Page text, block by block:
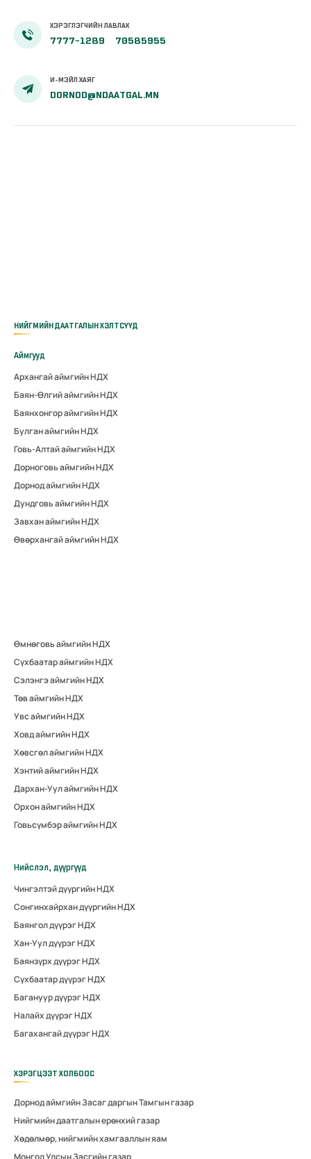
ХЭРЭГЛЭГЧИЙН ЛАВЛАХ
7777-1289 70585955
И-МЭЙЛ ХАЯГ
DORNOD@NDAATGAL.MN
НИЙГМИЙН ДААТГАЛЫН ХЭЛТСҮҮД
Аймгууд
Архангай аймгийн НДХ
Баян-Өлгий аймгийн НДХ
Баянхонгор аймгийн НДХ
Булган аймгийн НДХ
Говь-Алтай аймгийн НДХ
Дорноговь аймгийн НДХ
Дорнод аймгийн НДХ
Дундговь аймгийн НДХ
Завхан аймгийн НДХ
Өвөрхангай аймгийн НДХ
Өмнөговь аймгийн НДХ
Сүхбаатар аймгийн НДХ
Сэлэнгэ аймгийн НДХ
Төв аймгийн НДХ
Увс аймгийн НДХ
Ховд аймгийн НДХ
Хөвсгөл аймгийн НДХ
Хэнтий аймгийн НДХ
Дархан-Уул аймгийн НДХ
Орхон аймгийн НДХ
Говьсүмбэр аймгийн НДХ
Нийслэл, дүүргүүд
Чингэлтэй дүүргийн НДХ
Сонгинхайрхан дүүргийн НДХ
Баянгол дүүрэг НДХ
Хан-Уул дүүрэг НДХ
Баянзүрх дүүрэг НДХ
Сүхбаатар дүүрэг НДХ
Багануур дүүрэг НДХ
Налайх дүүрэг НДХ
Багахангай дүүрэг НДХ
ХЭРЭГЦЭЭТ ХОЛБООС
Дорнод аймгийн Засаг даргын Тамгын газар
Нийгмийн даатгалын ерөнхий газар
Хөдөлмөр, нийгмийн хамгааллын яам
Монгол Улсын Засгийн газар